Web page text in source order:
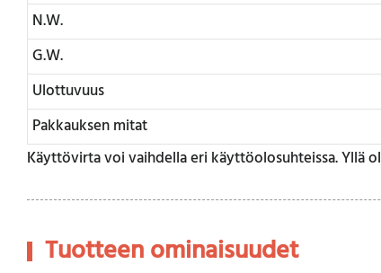
N.W.
G.W.
Ulottuvuus
Pakkauksen mitat
Käyttövirta voi vaihdella eri käyttöolosuhteissa.
Tuotteen ominaisuudet